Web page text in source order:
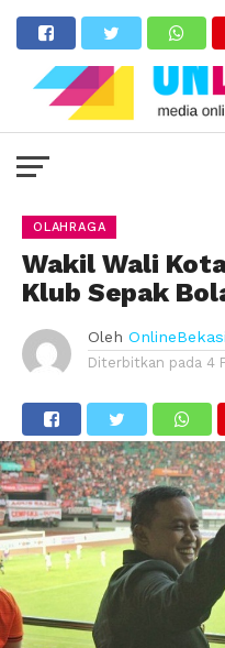
OLAHRAGA
Wakil Wali
Klub Sepak
Oleh
Diterbitkan pada 4